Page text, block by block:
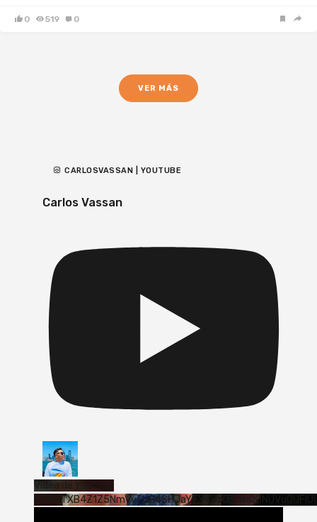
0 519 0
VER MÁS
CARLOSVASSAN | YOUTUBE
Carlos Vassan
Vídeo de YouTube